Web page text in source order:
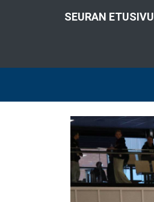
SEURAN ETUSIVU